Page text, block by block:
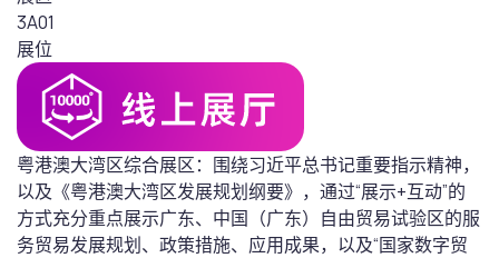
3A01
展位
粤港澳大湾区综合展区：围绕习近平总书记重要指示精神，
以及《粤港澳大湾区发展规划纲要》，通过“展示+互动”的
方式充分重点展示广东、中国（广东）自由贸易试验区的服
务贸易发展规划、政策措施、应用成果，以及“国家数字贸